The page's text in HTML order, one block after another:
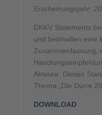
Erscheinungsjahr:
DKKV Statements
und beinhalten eine
Zusammenfassung,
Akteure. Dieses
Thema „Die Dürre
DOWNLOAD